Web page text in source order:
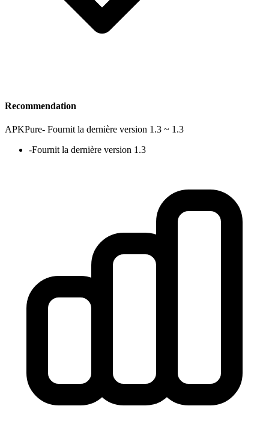
Recommendation
APKPure- Fournit la dernière version 1.3 ~ 1.3
-Fournit la dernière version 1.3